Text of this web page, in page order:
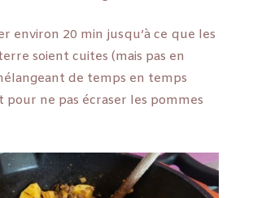
environ 20 min jusqu’à ce que les
soient cuites (mais pas en
de temps en temps
ne pas écraser les pommes